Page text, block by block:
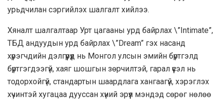
урьдчилан сэргийлэх шалгалт хийлээ.
Хяналт шалгалтаар Урт цагааны урд байрлах \”Intimate”,
ТБД андуудын урд байрлах \”Dream” гэх насанд
хүрэгчдийн дэлгүүрүүд нь Монгол улсын эмийн бүртгэлд
бүртгэгдээгүй, хаяг шошгын зөрчилтэй, гарал үүсэл нь
тодорхойгүй, стандартын шаардлага хангаагүй, хэрэглэх
хүчинтэй хугацаа дууссан хүний эрүүл мэндэд сөрөг нөлөө